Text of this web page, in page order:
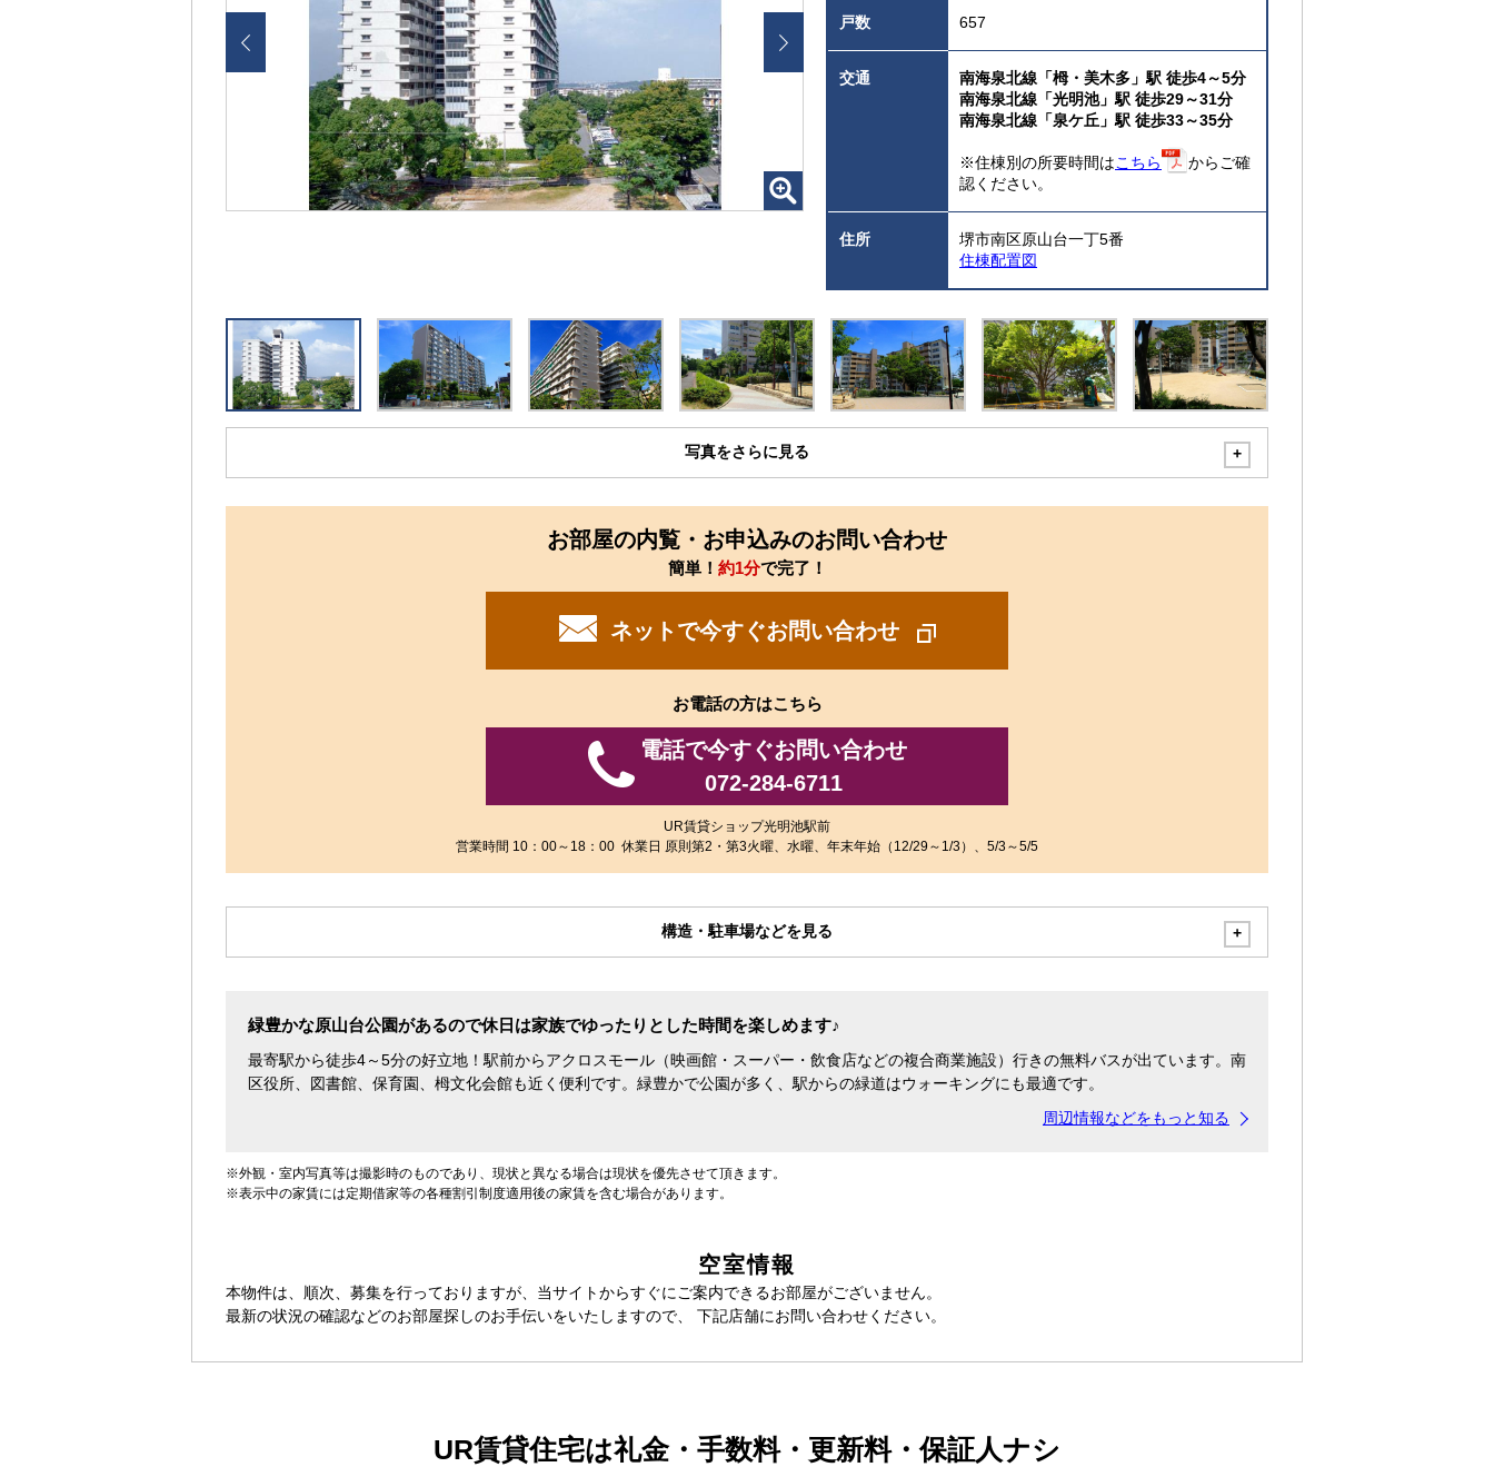
リ
ッ
す
る
と、
大
さ
戸数 657
交通
南海泉北線「栂・美木多」駅 徒歩4～5分
南海泉北線「光明池」駅 徒歩29～31分
南海泉北線「泉ケ丘」駅 徒歩33～35分
※住棟別の所要時間はこちら
からご確
認ください。
住所
堺市南区原山台一丁5番
住棟配置図
写真をさらに見る
お部屋の内覧・お申込みのお問い合わせ
簡単！ 約1分で完了！
ネットで今すぐお問い合わせ
お電話の方はこちら
電話で今すぐお問い合わせ
072-284-6711
UR賃貸ショップ光明池駅前
営業時間 10：00～18：00 休業日 原則第2・第3火曜、水曜、年末年始（12/29～1/3）、5/3～5/5
構造・駐車場などを見る
緑豊かな原山台公園があるので休日は家族でゆったりとした時間を楽しめます♪
最寄駅から徒歩4～5分の好立地！駅前からアクロスモール（映画館・スーパー・飲食店などの複合商業施設）行きの無料バスが出ています。南
区役所、図書館、保育園、栂文化会館も近く便利です。緑豊かで公園が多く、駅からの緑道はウォーキングにも最適です。
周辺情報などをもっと知る
※外観・室内写真等は撮影時のものであり、現状と異なる場合は現状を優先させて頂きます。
※表示中の家賃には定期借家等の各種割引制度適用後の家賃を含む場合があります。
空室情報
本物件は、順次、募集を行っておりますが、当サイトからすぐにご案内できるお部屋がございません。
最新の状況の確認などのお部屋探しのお手伝いをいたしますので、 下記店舗にお問い合わせください。
UR賃貸住宅は礼金・手数料・更新料・保証人ナシ